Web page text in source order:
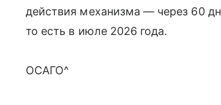
действия механизма — через 60
то есть в июле 2026 года.
ОСАГО^